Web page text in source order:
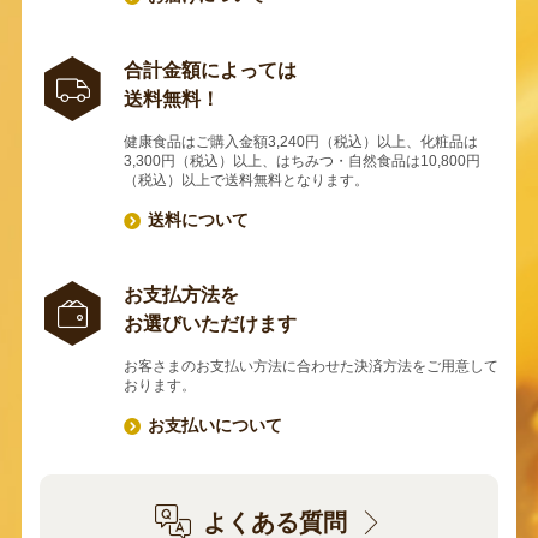
合計金額によっては
送料無料！
健康食品はご購入金額3,240円（税込）以上、化粧品は
3,300円（税込）以上、はちみつ・自然食品は10,800円
（税込）以上で送料無料となります。
送料について
お支払方法を
お選びいただけます
お客さまのお支払い方法に合わせた決済方法をご用意して
おります。
お支払いについて
よくある質問